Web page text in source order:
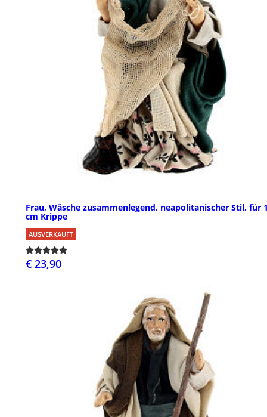
Frau, Wäsche zusammenlegend, neapolitanischer Stil, für
cm Krippe
AUSVERKAUFT
€ 23,90